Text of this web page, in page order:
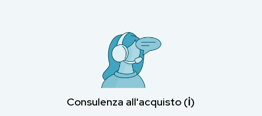
Consulenza all'acquisto (ℹ︎)